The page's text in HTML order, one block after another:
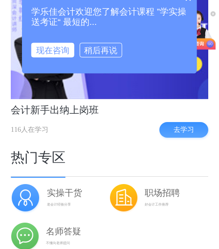
会计新手出纳上岗班
116人在学习 去学习
热门专区
实操干货
老会计经验分享
职场招聘
好会计工作推荐
名师答疑
不懂向老师提问
学乐佳会计欢迎您了解会计课程 ”学实操
送考证“ 最短的...
现在咨询 稍后再说